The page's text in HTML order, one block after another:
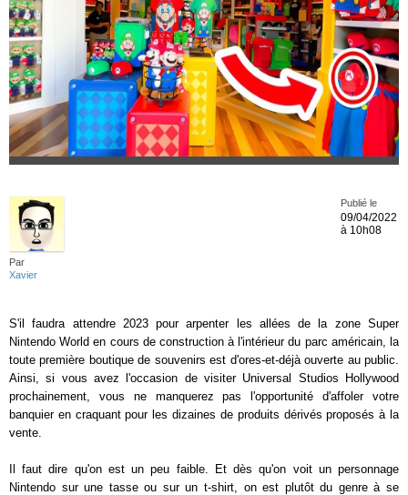
Par
Xavier
Publié le
09/04/2022
à 10h08
S'il faudra attendre 2023 pour arpenter les allées de la zone Super
Nintendo World en cours de construction à l'intérieur du parc américain, la
toute première boutique de souvenirs est d'ores-et-déjà ouverte au public.
Ainsi, si vous avez l'occasion de visiter Universal Studios Hollywood
prochainement, vous ne manquerez pas l'opportunité d'affoler votre
banquier en craquant pour les dizaines de produits dérivés proposés à la
vente.
Il faut dire qu'on est un peu faible. Et dès qu'on voit un personnage
Nintendo sur une tasse ou sur un t-shirt, on est plutôt du genre à se